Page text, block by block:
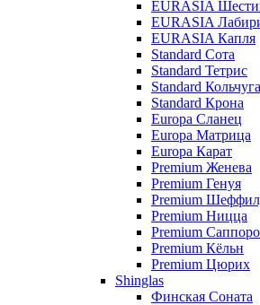
EURASIA
EURASIA
EURASIA Капля
Standard Сота
Standard Тетрис
Standard Кольчуга
Standard Крона
Europa Сланец
Europa Матрица
Europa Карат
Premium Женева
Premium Генуя
Premium
Premium Ницца
Premium Саппоро
Premium Кёльн
Premium Цюрих
Shinglas
Финская Соната